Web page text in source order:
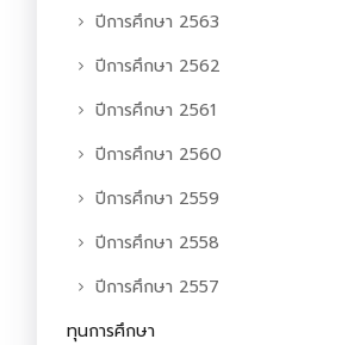
ปีการศึกษา 2563
ปีการศึกษา 2562
ปีการศึกษา 2561
ปีการศึกษา 2560
ปีการศึกษา 2559
ปีการศึกษา 2558
ปีการศึกษา 2557
ทุนการศึกษา